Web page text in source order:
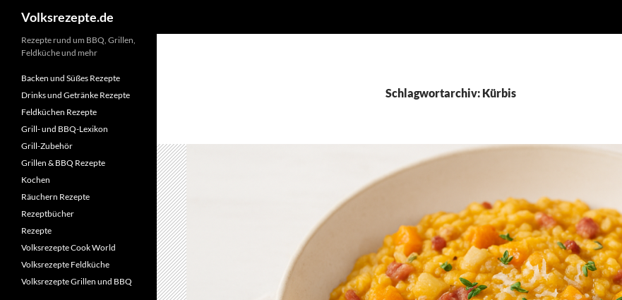
Inhalt
springen
Volksrezepte.de
Schlagwortarchiv: Kürbis
Rezepte rund um BBQ, Grillen,
Feldküche und mehr
Backen und Süßes Rezepte
Drinks und Getränke Rezepte
Feldküchen Rezepte
Grill- und BBQ-Lexikon
Grill-Zubehör
Grillen & BBQ Rezepte
Kochen
Räuchern Rezepte
Rezeptbücher
Rezepte
Volksrezepte Cook World
Volksrezepte Feldküche
Volksrezepte Grillen und BBQ